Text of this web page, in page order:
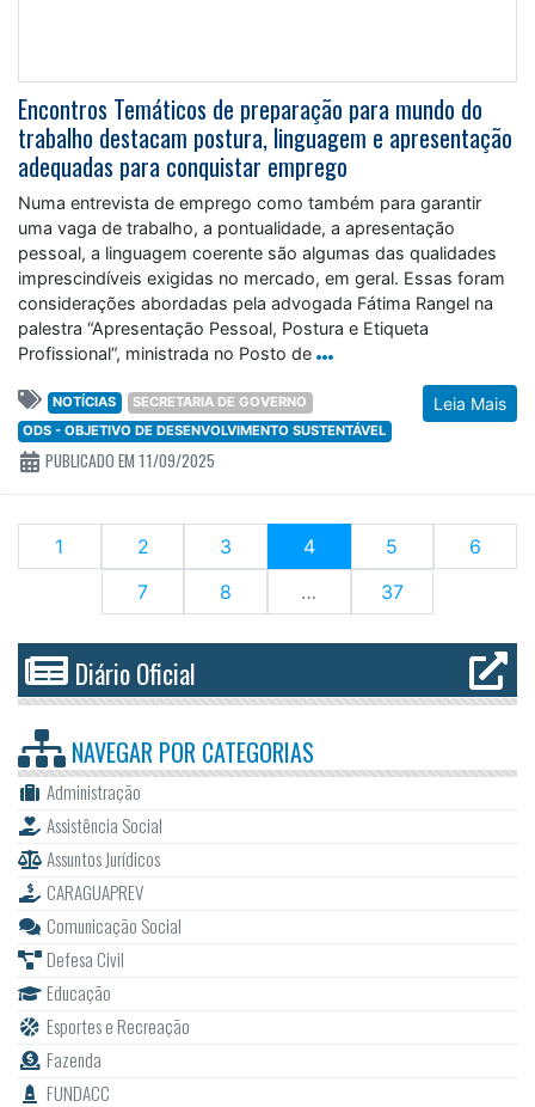
Encontros Temáticos de preparação para mundo do
trabalho destacam postura, linguagem e apresentação
adequadas para conquistar emprego
Numa entrevista de emprego como também para garantir
uma vaga de trabalho, a pontualidade, a apresentação
pessoal, a linguagem coerente são algumas das qualidades
imprescindíveis exigidas no mercado, em geral. Essas foram
considerações abordadas pela advogada Fátima Rangel na
palestra “Apresentação Pessoal, Postura e Etiqueta
Profissional”, ministrada no Posto de
Leia Mais
NOTÍCIAS
SECRETARIA DE GOVERNO
ODS - OBJETIVO DE DESENVOLVIMENTO SUSTENTÁVEL
PUBLICADO EM 11/09/2025
1 2 3 4(current)5
6
7
8 … 37
Diário Oficial
NAVEGAR POR CATEGORIAS
Administração
Assistência Social
Assuntos Jurídicos
CARAGUAPREV
Comunicação Social
Defesa Civil
Educação
Esportes e Recreação
Fazenda
FUNDACC